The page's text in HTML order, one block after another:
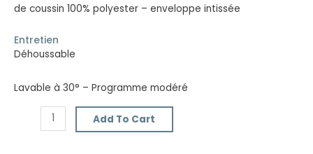
de coussin 100% polyester – enveloppe intissée
Entretien
Déhoussable
Lavable à 30° – Programme modéré
Add To Cart